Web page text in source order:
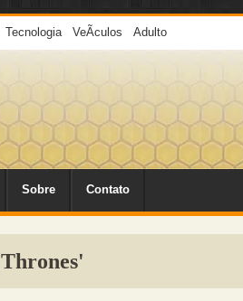
Tecnologia VeÃ­culos Adulto
Sobre Contato